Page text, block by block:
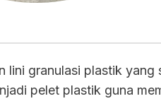
lini granulasi plastik
pelet plastik guna